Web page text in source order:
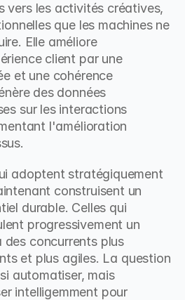
vers les activités créatives,
que les machines ne
Elle améliore
client par une
et une cohérence
des données
sur les interactions
l'amélioration
adoptent stratégiquement
construisent un
durable. Celles qui
progressivement un
concurrents plus
et plus agiles. La question
automatiser, mais
intelligemment pour